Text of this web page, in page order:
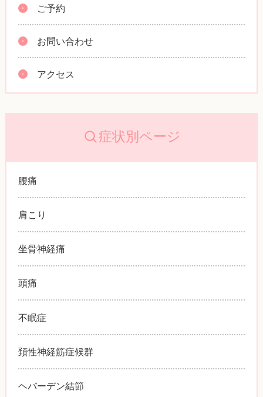
ご予約
お問い合わせ
アクセス
症状別ページ
腰痛
肩こり
坐骨神経痛
頭痛
不眠症
頚性神経筋症候群
ヘバーデン結節